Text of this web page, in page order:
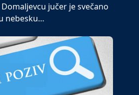
Domaljevcu jučer je svečano
nebesku…